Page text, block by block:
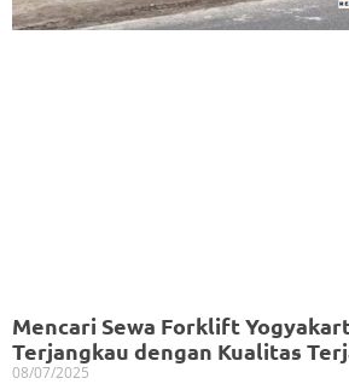
Mencari Sewa Forklift
Terjangkau dengan Kualitas
08/07/2025